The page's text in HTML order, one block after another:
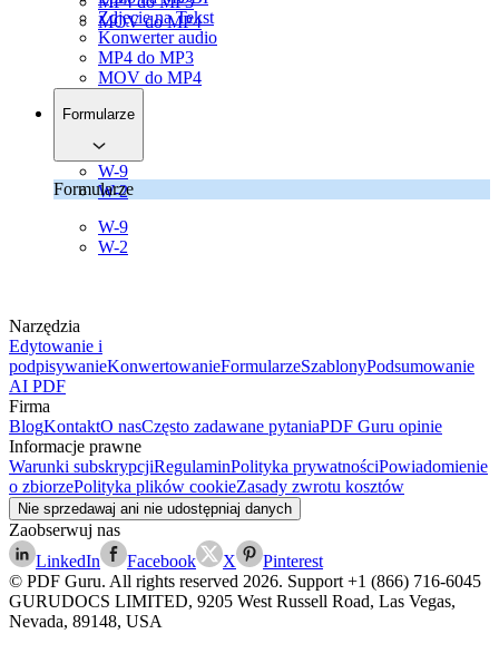
MOV do MP4
Zdjęcie na Tekst
Konwerter audio
MP4 do MP3
MOV do MP4
Formularze
W-9
W-2
Formularze
W-9
W-2
Narzędzia
Edytowanie i
podpisywanieKonwertowanieFormularzeSzablonyPodsumowanie
AI PDF
Firma
BlogKontaktO nasCzęsto zadawane pytaniaPDF Guru opinie
Informacje prawne
Warunki subskrypcjiRegulaminPolityka prywatnościPowiadomienie
o zbiorzePolityka plików cookieZasady zwrotu kosztów
Nie sprzedawaj ani nie udostępniaj danych
Zaobserwuj nas
LinkedIn
Facebook X
Pinterest
© PDF Guru. All rights reserved 2026. Support +1 (866) 716-6045
GURUDOCS LIMITED, 9205 West Russell Road, Las Vegas,
Nevada, 89148, USA